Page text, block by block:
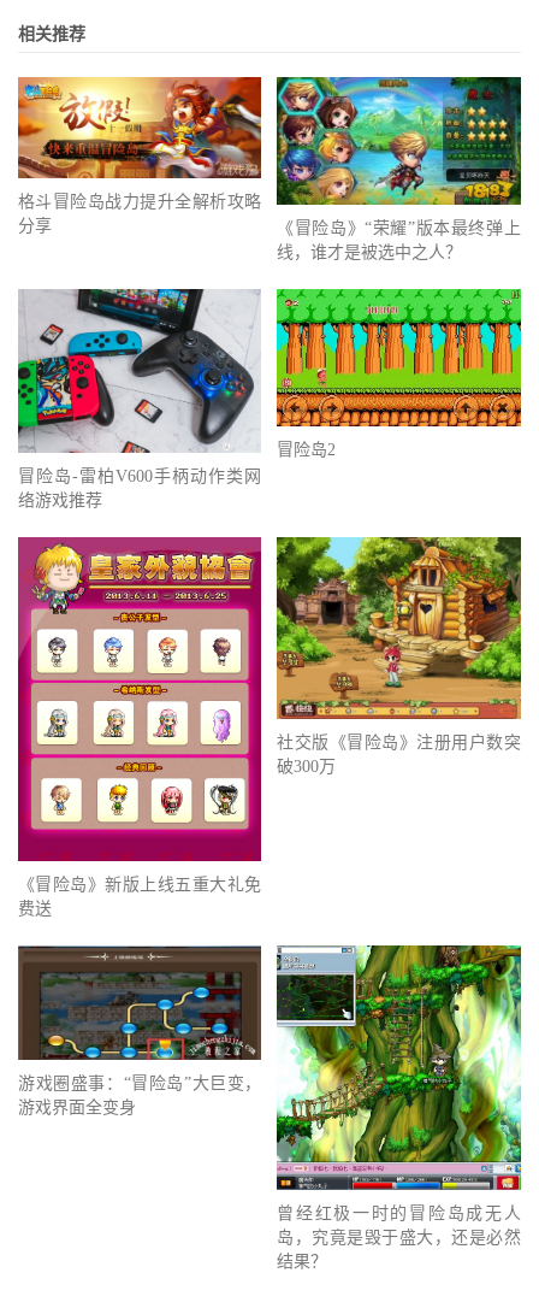
相关推荐
格斗冒险岛战力提升全解析攻略
分享
《冒险岛》“荣耀”版本最终弹上
线，谁才是被选中之人？
冒险岛-雷柏V600手柄动作类网
络游戏推荐
冒险岛2
《冒险岛》新版上线五重大礼免
费送
社交版《冒险岛》注册用户数突
破300万
游戏圈盛事：“冒险岛”大巨变，
游戏界面全变身
曾经红极一时的冒险岛成无人
岛，究竟是毁于盛大，还是必然
结果？